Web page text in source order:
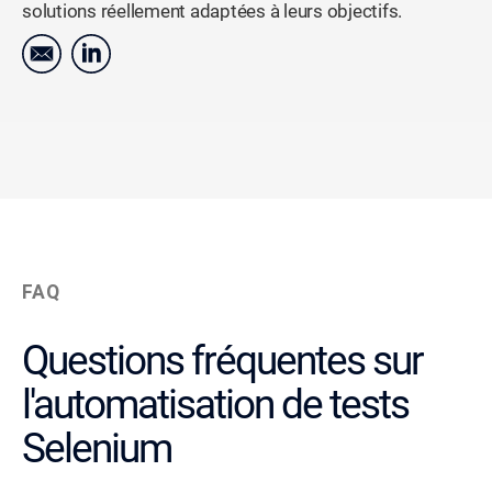
solutions réellement adaptées à leurs objectifs.
FAQ
Questions fréquentes sur
l'automatisation de tests
Selenium